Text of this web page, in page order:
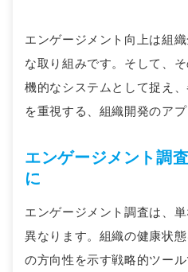
エンゲージメント向上は組
な取り組みです。そして、
機的なシステムとして捉え
を重視する、組織開発のアプ
エンゲージメント調
に
エンゲージメント調査は、
異なります。組織の健康状
の方向性を示す戦略的ツー